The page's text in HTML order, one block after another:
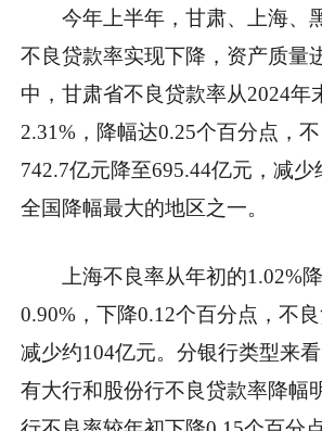
今年上半年，甘肃、上海、
不良贷款率实现下降，资产质量
中，甘肃省不良贷款率从2024年
2.31%，降幅达0.25个百分点，
742.7亿元降至695.44亿元，减
全国降幅最大的地区之一。
上海不良率从年初的1.02%
0.90%，下降0.12个百分点，不
减少约104亿元。分银行类型来
有大行和股份行不良贷款率降幅